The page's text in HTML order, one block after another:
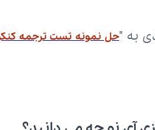
به "حل نمونه تست ترجمه کنکوری